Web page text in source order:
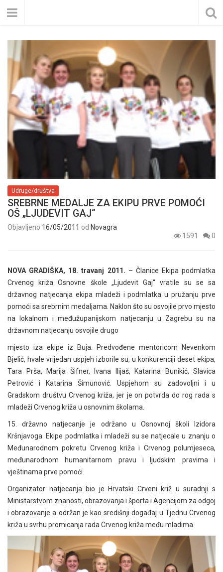
Udruge/društva
SREBRNE MEDALJE ZA EKIPU PRVE POMOĆI
OŠ „LJUDEVIT GAJ“
Objavljeno 16/05/2011 od Novagra
1591
0
NOVA GRADIŠKA, 18. travanj 2011. – Članice Ekipa podmlatka
Crvenog križa Osnovne škole „Ljudevit Gaj“ vratile su se sa
državnog natjecanja ekipa mladeži i podmlatka u pružanju prve
pomoći sa srebrnim medaljama. Naklon što su osvojile prvo mjesto
na lokalnom i međužupanijskom natjecanju u Zagrebu su na
državnom natjecanju osvojile drugo
mjesto iza ekipe iz Buja. Predvođene mentoricom Nevenkom
Bjelić, hvale vrijedan uspjeh izborile su, u konkurenciji deset ekipa,
Tara Prša, Marija Šifner, Ivana Ilijaš, Katarina Bunikić, Slavica
Petrović i Katarina Šimunović. Uspjehom su zadovoljni i u
Gradskom društvu Crvenog križa, jer je on potvrda do rog rada s
mladeži Crvenog križa u osnovnim školama.
15. državno natjecanje je održano u Osnovnoj školi Izidora
Kršnjavoga. Ekipe podmlatka i mladeži su se natjecale u znanju o
Međunarodnom pokretu Crvenog križa i Crvenog polumjeseca,
međunarodnom humanitarnom pravu i ljudskim pravima i
vještinama prve pomoći.
Organizator natjecanja bio je Hrvatski Crveni križ u suradnji s
Ministarstvom znanosti, obrazovanja i športa i Agencijom za odgoj
i obrazovanje a održan je kao središnji događaj u Tjednu Crvenog
križa u svrhu promicanja rada Crvenog križa među mladima.